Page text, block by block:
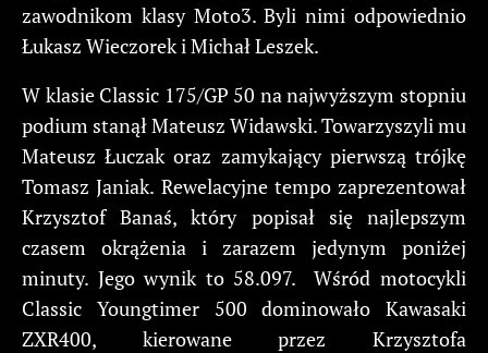
zawodnikom klasy Moto3. Byli nimi odpowiednio
Łukasz Wieczorek i Michał Leszek.
W klasie Classic 175/GP 50 na najwyższym stopniu
podium stanął Mateusz Widawski. Towarzyszyli mu
Mateusz Łuczak oraz zamykający pierwszą trójkę
Tomasz Janiak. Rewelacyjne tempo zaprezentował
Krzysztof Banaś, który popisał się najlepszym
czasem okrążenia i zarazem jedynym poniżej
minuty. Jego wynik to 58.097. Wśród motocykli
Classic Youngtimer 500 dominowało Kawasaki
ZXR400, kierowane przez Krzysztofa